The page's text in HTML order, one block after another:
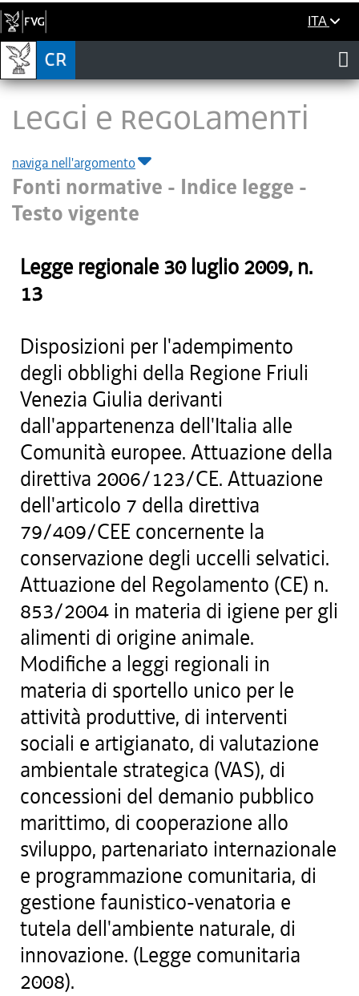
ITA
LEGGI E REGOLAMENTI
naviga nell'argomento
Fonti normative - Indice legge -
Testo vigente
Legge regionale 30 luglio 2009, n.
13
Disposizioni per l'adempimento
degli obblighi della Regione Friuli
Venezia Giulia derivanti
dall'appartenenza dell'Italia alle
Comunità europee. Attuazione della
direttiva 2006/123/CE. Attuazione
dell'articolo 7 della direttiva
79/409/CEE concernente la
conservazione degli uccelli selvatici.
Attuazione del Regolamento (CE) n.
853/2004 in materia di igiene per gli
alimenti di origine animale.
Modifiche a leggi regionali in
materia di sportello unico per le
attività produttive, di interventi
sociali e artigianato, di valutazione
ambientale strategica (VAS), di
concessioni del demanio pubblico
marittimo, di cooperazione allo
sviluppo, partenariato internazionale
e programmazione comunitaria, di
gestione faunistico-venatoria e
tutela dell'ambiente naturale, di
innovazione. (Legge comunitaria
2008).